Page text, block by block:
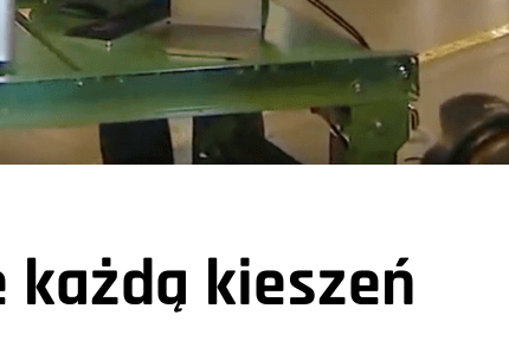
każdą kieszeń